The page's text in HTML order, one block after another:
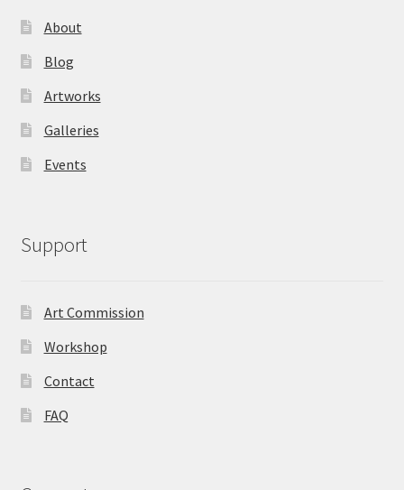
About
Blog
Artworks
Galleries
Events
Support
Art Commission
Workshop
Contact
FAQ